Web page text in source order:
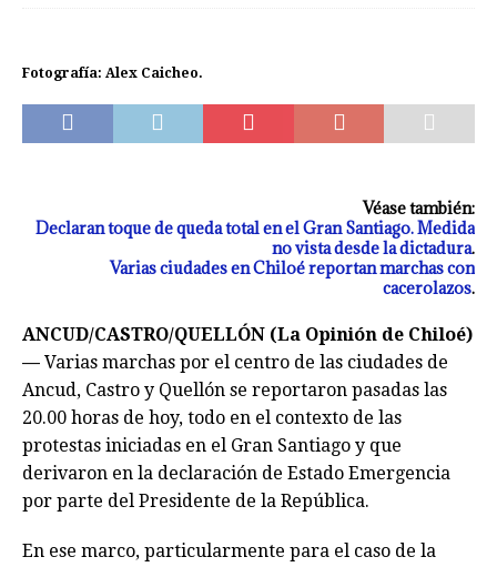
Fotografía: Alex Caicheo.
Véase también:
Declaran toque de queda total en el Gran Santiago. Medida
no vista desde la dictadura.
Varias ciudades en Chiloé reportan marchas con
cacerolazos.
ANCUD/CASTRO/QUELLÓN (La Opinión de Chiloé)
— Varias marchas por el centro de las ciudades de
Ancud, Castro y Quellón se reportaron pasadas las
20.00 horas de hoy, todo en el contexto de las
protestas iniciadas en el Gran Santiago y que
derivaron en la declaración de Estado Emergencia
por parte del Presidente de la República.
En ese marco, particularmente para el caso de la